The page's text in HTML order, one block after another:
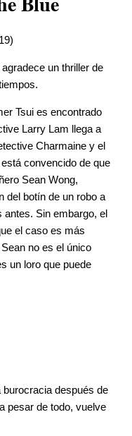
Blue
un thriller de
Tsui es encontrado
Larry Lam llega a
Charmaine y el
convencido de que
Sean Wong,
del botín de un robo a
antes. Sin embargo, el
el caso es más
no es el único
un loro que puede
burocracia después de
pesar de todo, vuelve